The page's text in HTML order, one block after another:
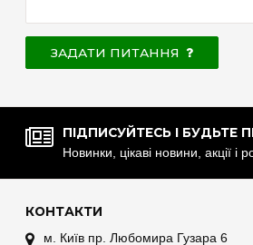
ЗАДАТИ ПИТАННЯ
ПІДПИСУЙТЕСЬ І БУДЬТЕ
Новинки, цікаві новини, акції і
КОНТАКТИ
м. Київ пр. Любомира Гузара 6